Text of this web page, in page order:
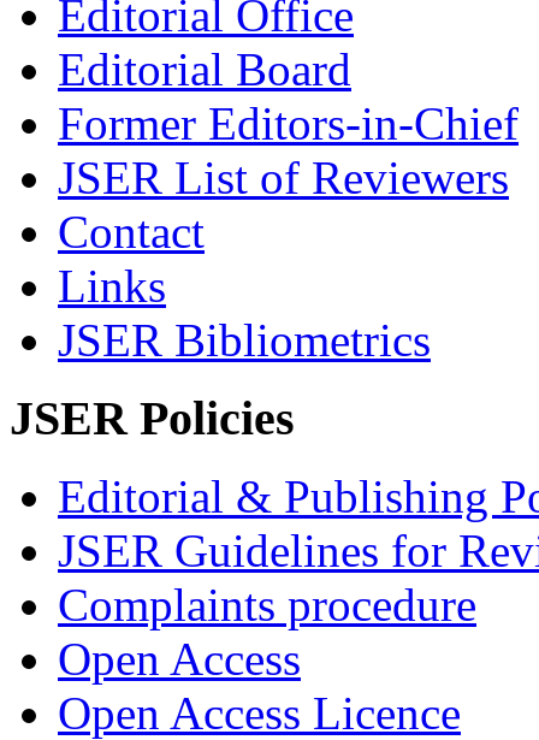
Editorial Office
Editorial Board
Former Editors-in-Chief
JSER List of Reviewers
Contact
Links
JSER Bibliometrics
JSER Policies
Editorial & Publishing
JSER Guidelines for
Complaints procedure
Open Access
Open Access Licence